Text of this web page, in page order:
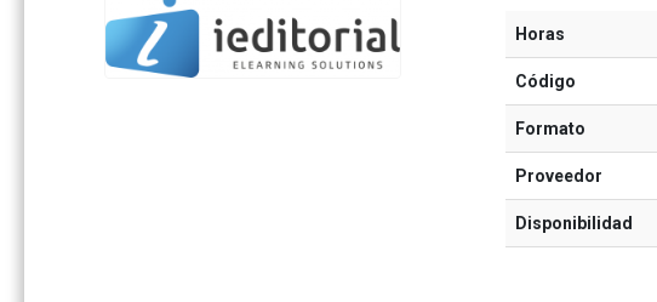
Horas
Código
Formato
Proveedor
Disponibilidad